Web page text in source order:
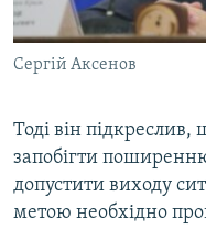
Сергій Аксенов
Тоді він
запобігти
допустити виходу
метою необхідно